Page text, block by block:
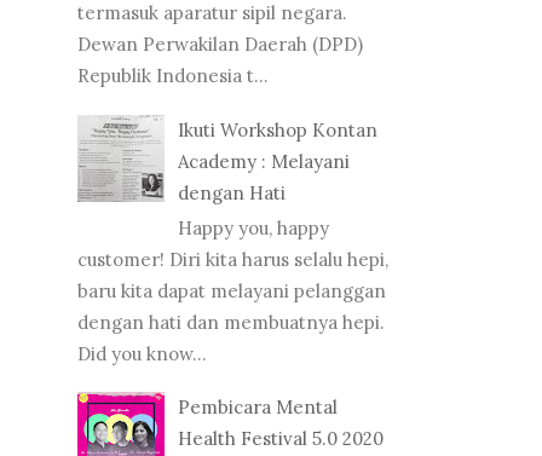
termasuk aparatur sipil negara.
Dewan Perwakilan Daerah (DPD)
Republik Indonesia t...
Ikuti Workshop Kontan
Academy : Melayani
dengan Hati
Happy you, happy
customer! Diri kita harus selalu hepi,
baru kita dapat melayani pelanggan
dengan hati dan membuatnya hepi.
Did you know...
Pembicara Mental
Health Festival 5.0 2020